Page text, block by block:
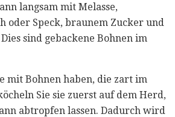
langsam mit Melasse,
oder Speck, braunem Zucker und
sind gebackene Bohnen im
mit Bohnen haben, die zart im
Sie sie zuerst auf dem Herd,
abtropfen lassen. Dadurch wird